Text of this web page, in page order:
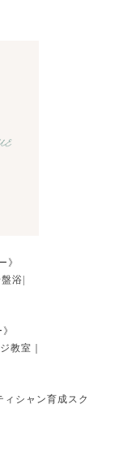
》
浴|
教室｜
ィシャン育成スク